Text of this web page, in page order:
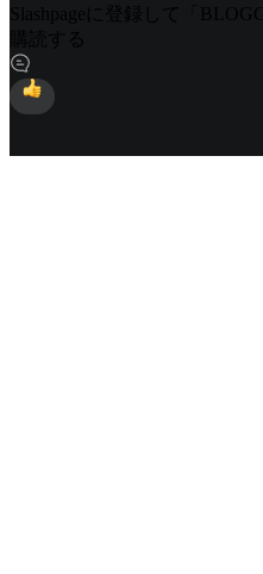
Slashpageに登録して「
購読する